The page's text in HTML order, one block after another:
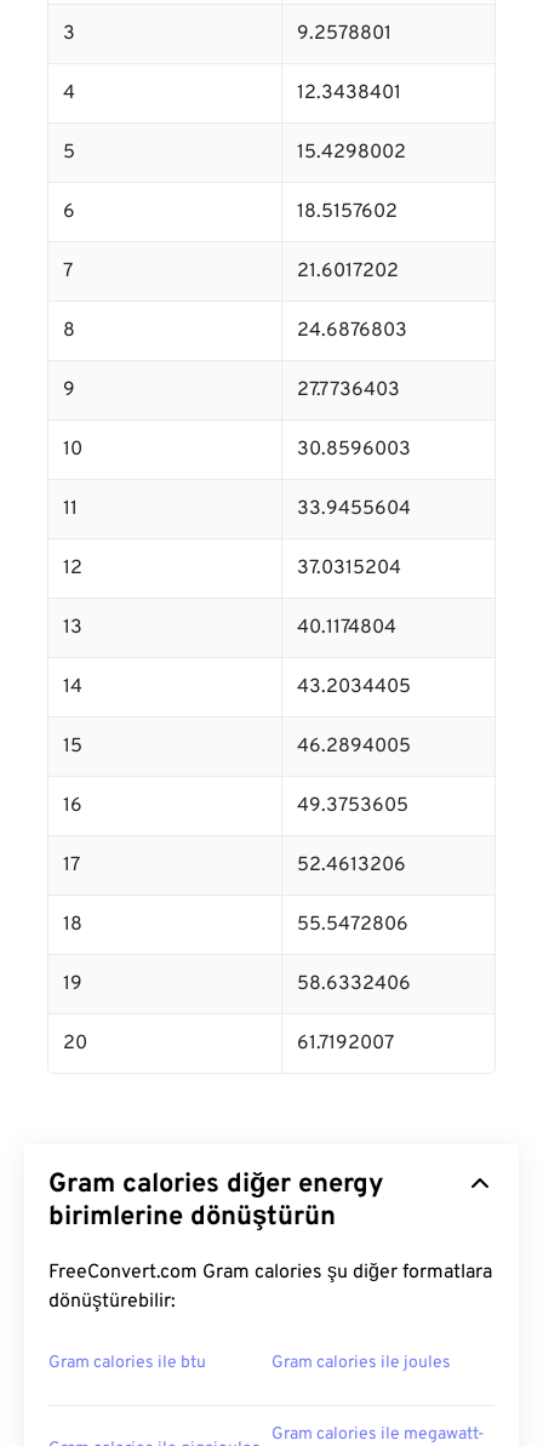
3 9.2578801
4 12.3438401
5 15.4298002
6 18.5157602
7 21.6017202
8 24.6876803
9 27.7736403
10 30.8596003
11 33.9455604
12 37.0315204
13 40.1174804
14 43.2034405
15 46.2894005
16 49.3753605
17 52.4613206
18 55.5472806
19 58.6332406
20 61.7192007
Gram calories diğer energy
birimlerine dönüştürün
FreeConvert.com Gram calories şu diğer formatlara
dönüştürebilir:
Gram calories ile btu Gram calories ile joules
Gram calories ile megawatt-